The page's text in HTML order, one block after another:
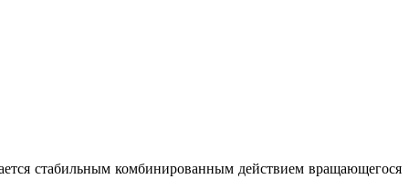
стабильным комбинированным действием вращающегося